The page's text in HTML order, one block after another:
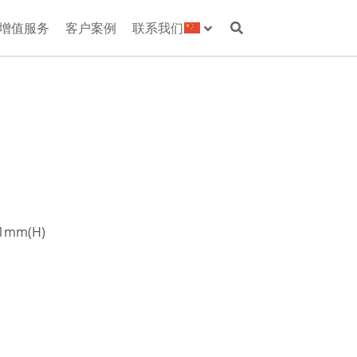
值服务 客户案例 联系我们